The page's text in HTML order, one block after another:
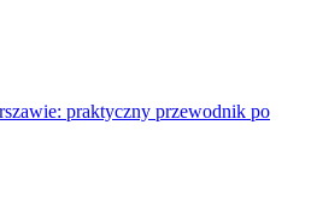
praktyczny przewodnik po